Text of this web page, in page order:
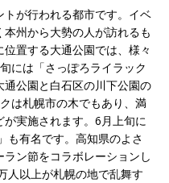
が行われる都市です。イベ
州から大勢の人が訪れるも
置する大通公園では、様々
には「さっぽろライラック
公園と白石区の川下公園の
は札幌市の木でもあり、満
実施されます。6月上旬に
も有名です。高知県のよさ
ン節をコラボレーションし
人以上が札幌の地で乱舞す